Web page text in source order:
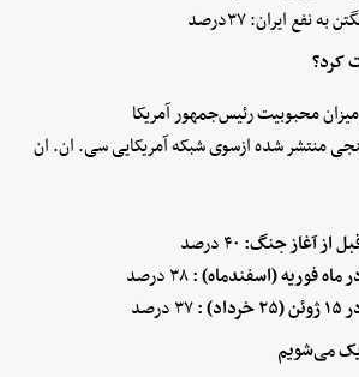
نفع ایران: ۳۷درصد
کرد؟
محبوبیت رئیس‌جمهور آمریکا
منتشر شده ازسوی شبکه آمریکایی سی. ان. ان
از آغاز جنگ:
فوریه (اسفندماه) :
:
می‌شویم